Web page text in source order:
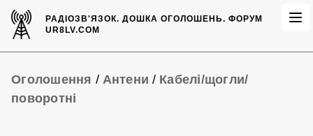
РАДІОЗВ'ЯЗОК.ДОШКА ОГОЛОШЕНЬ. ФОРУМ
UR8LV.COM
Оголошення / Антени / Кабелі/щогли/
поворотні